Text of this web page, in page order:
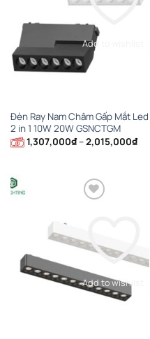
Add to wishlist
Đèn Ray Nam Châm Gấp Mắt Led
2 in 1 10W 20W GSNCTGM
1,307,000₫–2,015,000₫
giá:
Add to wishlist